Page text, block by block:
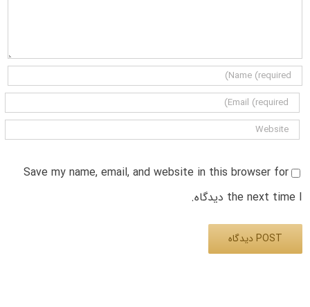
Save my name, email, and website in this browser for
the next time I دیدگاه.